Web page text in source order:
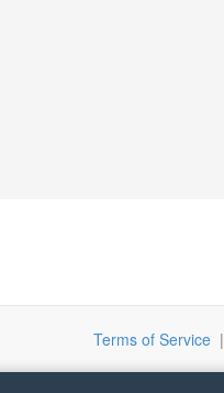
Terms of Service|